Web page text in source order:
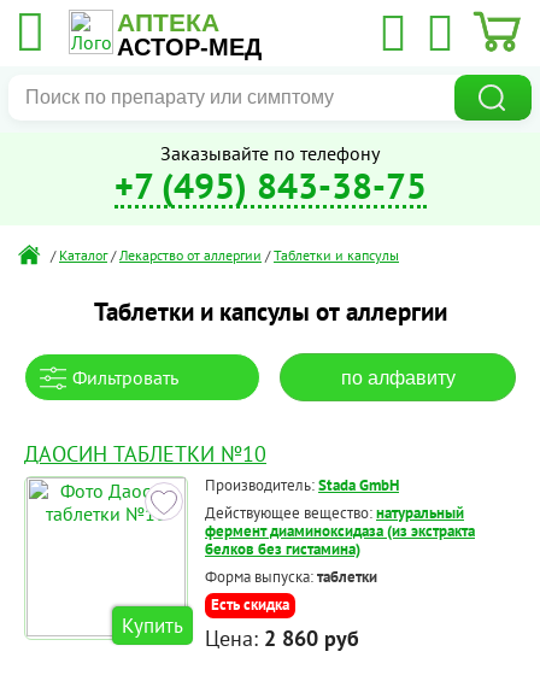
АПТЕКА
АСТОР-МЕД
Заказывайте по телефону
+7 (495) 843-38-75
/ Каталог /Лекарство от аллергии /Таблетки и капсулы
Таблетки и капсулы от аллергии
Фильтровать по алфавиту
ДАОСИН ТАБЛЕТКИ №10
Купить
Производитель:Stada GmbH
Действующее вещество:натуральный
фермент диаминоксидаза (из экстракта
белков без гистамина)
Форма выпуска:таблетки
Есть скидка
Цена: 2 860 руб